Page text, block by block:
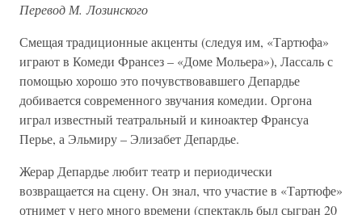
Перевод М. Лозинского
Смещая традиционные акценты (следуя им, «Тартюфа»
играют в Комеди Франсез – «Доме Мольера»), Лассаль с
помощью хорошо это почувствовавшего Депардье
добивается современного звучания комедии. Оргона
играл известный театральный и киноактер Франсуа
Перье, а Эльмиру – Элизабет Депардье.
Жерар Депардье любит театр и периодически
возвращается на сцену. Он знал, что участие в «Тартюфе»
отнимет у него много времени (спектакль был сыгран 20